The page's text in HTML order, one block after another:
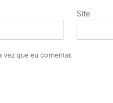
Site
vez que eu comentar.